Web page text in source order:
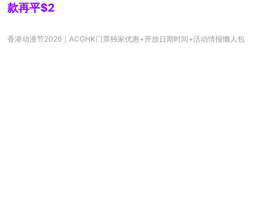
款再平$2
香港动漫节2026｜ACGHK门票独家优惠+开放日期时间+活动情报懒人包